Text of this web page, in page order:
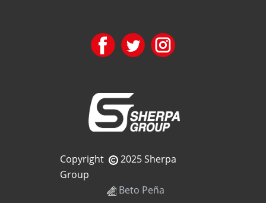
Copyright
2025 Sherpa
Group
Beto Peña